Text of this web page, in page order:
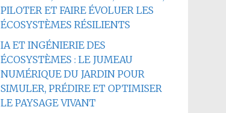
PILOTER ET FAIRE ÉVOLUER LES
ÉCOSYSTÈMES RÉSILIENTS
IA ET INGÉNIERIE DES
ÉCOSYSTÈMES : LE JUMEAU
NUMÉRIQUE DU JARDIN POUR
SIMULER, PRÉDIRE ET OPTIMISER
LE PAYSAGE VIVANT